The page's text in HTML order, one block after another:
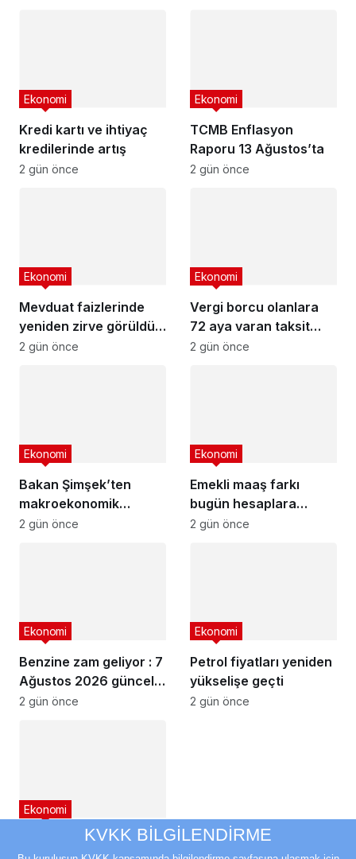
Kredi kartı ve ihtiyaç
kredilerinde artış
Ekonomi
2 gün önce
TCMB Enflasyon
Raporu 13 Ağustos’ta
Ekonomi
2 gün önce
Mevduat faizlerinde
yeniden zirve görüldü :
3 milyon liranın aylık
Ekonomi
2 gün önce
Vergi borcu olanlara
72 aya varan taksit
fırsatı
Ekonomi
2 gün önce
Bakan Şimşek’ten
makroekonomik
istikrar açıklaması
Ekonomi
2 gün önce
Emekli maaş farkı
bugün hesaplara
yatıyor
Ekonomi
2 gün önce
Benzine zam geliyor : 7
Ağustos 2026 güncel
akaryakıt fiyatları
Ekonomi
2 gün önce
Petrol fiyatları yeniden
yükselişe geçti
Ekonomi
2 gün önce
Fed yetkililerinden faiz
Ekonomi
KVKK BİLGİLENDİRME